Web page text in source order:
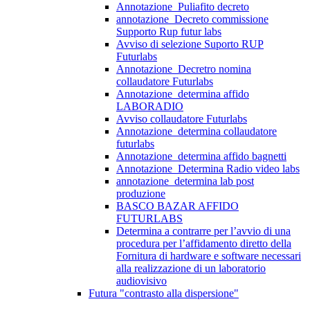
Annotazione_Puliafito decreto
annotazione_Decreto commissione
Supporto Rup futur labs
Avviso di selezione Suporto RUP
Futurlabs
Annotazione_Decretro nomina
collaudatore Futurlabs
Annotazione_determina affido
LABORADIO
Avviso collaudatore Futurlabs
Annotazione_determina collaudatore
futurlabs
Annotazione_determina affido bagnetti
Annotazione_Determina Radio video labs
annotazione_determina lab post
produzione
BASCO BAZAR AFFIDO
FUTURLABS
Determina a contrarre per l’avvio di una
procedura per l’affidamento diretto della
Fornitura di hardware e software necessari
alla realizzazione di un laboratorio
audiovisivo
Futura "contrasto alla dispersione"